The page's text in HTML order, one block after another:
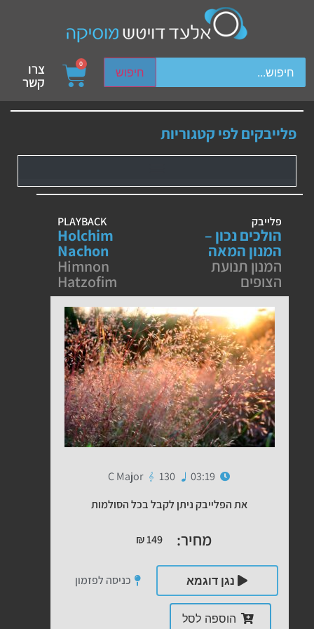
חיפוש
device users, explore by touch or with swipe gestures.
0 צרו
קשר
פלייבקים לפי קטגוריות
פלייבק
הולכים נכון –
המנון המאה
המנון תנועת
הצופים
PLAYBACK
Holchim
Nachon
Himnon
Hatzofim
03:19
130
C Major
את הפלייבק ניתן לקבל בכל הסולמות
מחיר: ₪149
נגן דוגמא כניסה לפזמון
הוספה לסל